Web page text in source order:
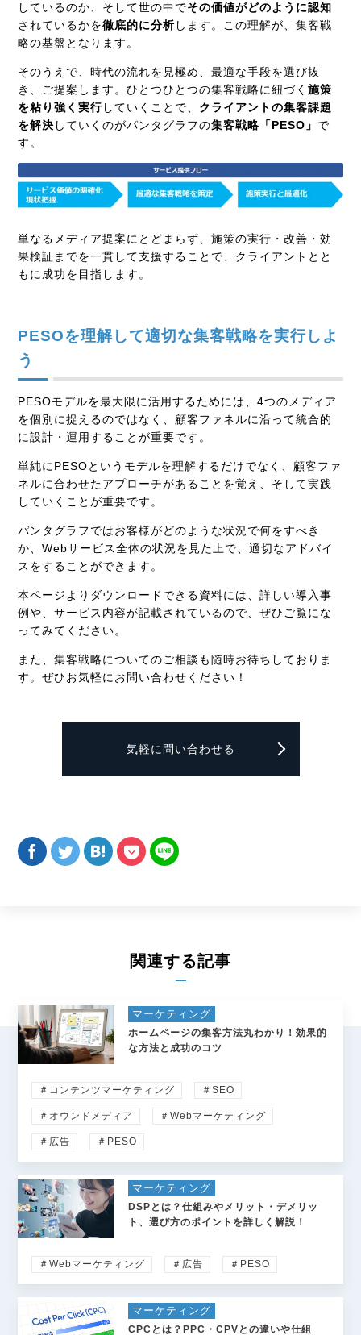
しているのか、そして世の中でその価値がどのように認知
されているかを徹底的に分析します。この理解が、集客戦
略の基盤となります。
そのうえで、時代の流れを見極め、最適な手段を選び抜
き、ご提案します。ひとつひとつの集客戦略に紐づく施策
を粘り強く実行していくことで、 クライアントの集客課題
を解決 していくのがパンタグラフの集客戦略「PESO」 で
す。
単なるメディア提案にとどまらず、施策の実行・改善・効
果検証までを一貫して支援することで、クライアントとと
もに成功を目指します。
PESOを理解して適切な集客戦略を実行しよ
う
PESOモデルを最大限に活用するためには、4つのメディア
を個別に捉えるのではなく、顧客ファネルに沿って統合的
に設計・運用することが重要です。
単純にPESOというモデルを理解するだけでなく、顧客ファ
ネルに合わせたアプローチがあることを覚え、そして実践
していくことが重要です。
パンタグラフではお客様がどのような状況で何をすべき
か、Webサービス全体の状況を見た上で、適切なアドバイ
スをすることができます。
本ページよりダウンロードできる資料には、詳しい導入事
例や、サービス内容が記載されているので、ぜひご覧にな
ってみてください。
また、集客戦略についてのご相談も随時お待ちしておりま
す。ぜひお気軽にお問い合わせください！
気軽に問い合わせる
関連する記事
マーケティング
ホームページの集客方法丸わかり！効果的
な方法と成功のコツ
＃コンテンツマーケティング ＃SEO
＃オウンドメディア ＃Webマーケティング
＃広告 ＃PESO
マーケティング
DSPとは？仕組みやメリット・デメリッ
ト、選び方のポイントを詳しく解説！
＃Webマーケティング ＃広告 ＃PESO
マーケティング
CPCとは？PPC・CPVとの違いや仕組